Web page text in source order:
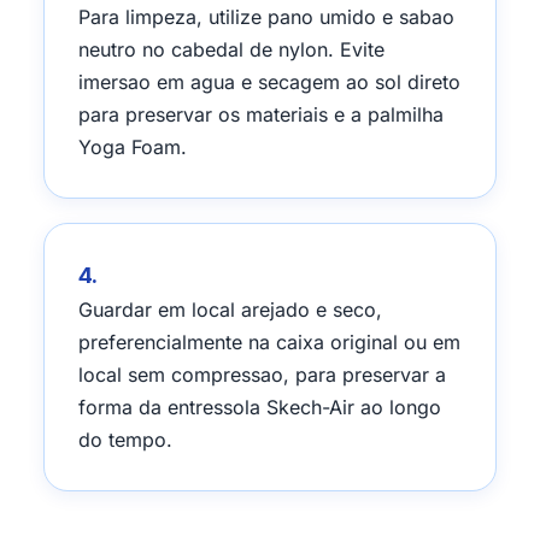
Para limpeza, utilize pano umido e sabao
neutro no cabedal de nylon. Evite
imersao em agua e secagem ao sol direto
para preservar os materiais e a palmilha
Yoga Foam.
4.
Guardar em local arejado e seco,
preferencialmente na caixa original ou em
local sem compressao, para preservar a
forma da entressola Skech-Air ao longo
do tempo.